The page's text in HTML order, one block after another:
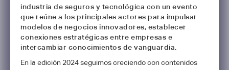
industria de seguros y tecnológica con un evento
que reúne a los principales actores para impulsar
modelos de negocios innovadores, establecer
conexiones estratégicas entre empresas e
intercambiar conocimientos de vanguardia.
En la edición 2024 seguimos creciendo con contenidos